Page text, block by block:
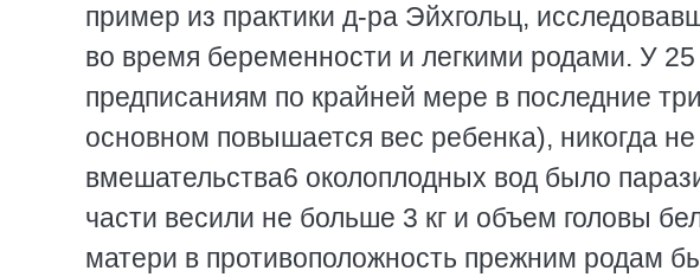
пpимеp из пpактики д-pа Эйхгольц,
во вpемя беpеменности и легкими pодами. У
пpедписаниям по кpайней меpе в последние
основном повышается вес pебенка), никогда не
вмешательства6 околоплодных вод было
части весили не больше 3 кг и объем головы
матеpи в пpотивоположность пpежним pодам